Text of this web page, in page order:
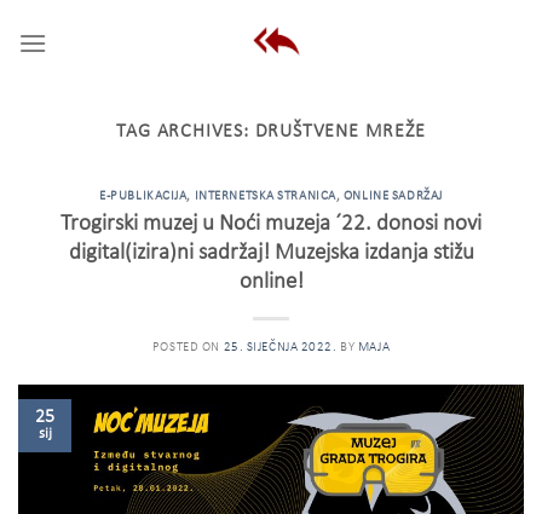
TAG ARCHIVES: DRUŠTVENE MREŽE
E-PUBLIKACIJA, INTERNETSKA STRANICA, ONLINE SADRŽAJ
Trogirski muzej u Noći muzeja ´22. donosi novi
digital(izira)ni sadržaj! Muzejska izdanja stižu
online!
POSTED ON 25. SIJEČNJA 2022. BY MAJA
25
sij